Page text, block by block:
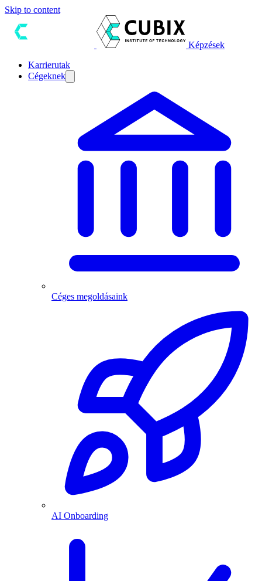
Skip to content
Képzések
Karrierutak
Cégeknek
Céges megoldásaink
AI Onboarding